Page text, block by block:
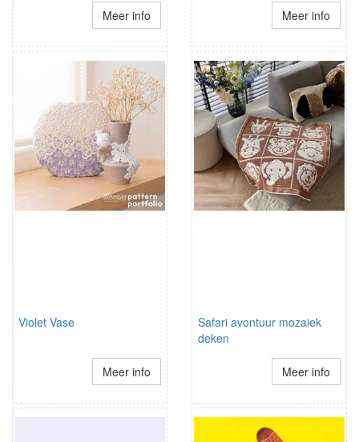
Meer info Meer info
Violet Vase
Meer info
Safari avontuur mozaiek
deken
Meer info